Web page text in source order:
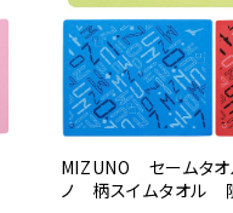
MIZUNO セーム
ノ 柄スイムタオル